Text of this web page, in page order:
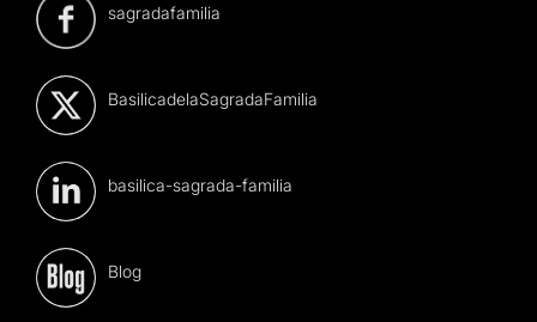
sagradafamilia
BasilicadelaSagradaFamilia
basilica-sagrada-familia
Blog